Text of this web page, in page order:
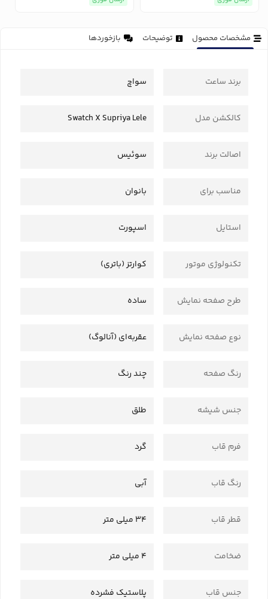
مشخصات محصول توضیحات بازخوردها
برند ساعت سواچ
کالکشن مدل Swatch X Supriya Lele
اصالت برند سوئیس
مناسب برای بانوان
استایل اسپورت
تکنولوژی موتور کوارتز (باتری)
طرح صفحه نمایش ساده
نوع صفحه نمایش عقربه‌ای (آنالوگ)
رنگ صفحه چند رنگ
جنس شیشه طلق
فرم قاب گرد
رنگ قاب آبی
قطر قاب 34 میلی متر
ضخامت 4 میلی متر
جنس قاب پلاستیک فشرده